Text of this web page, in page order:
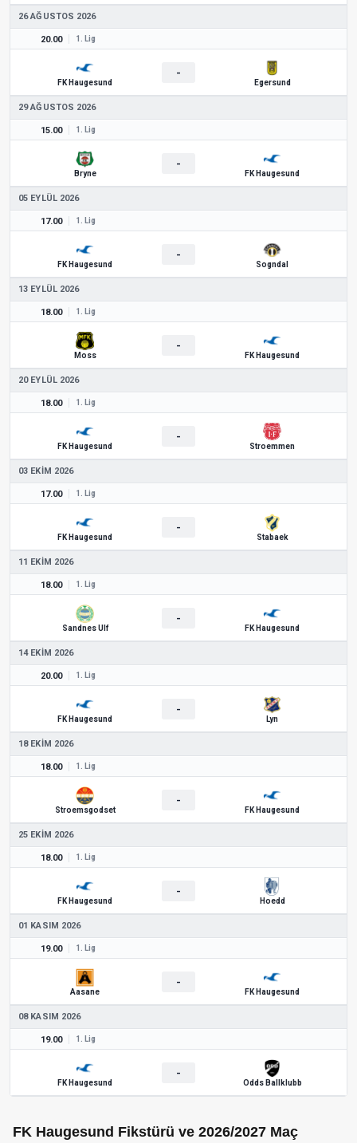
26 AĞUSTOS 2026
20.00 1. Lig
FK Haugesund
-
Egersund
29 AĞUSTOS 2026
15.00 1. Lig
Bryne
-
FK Haugesund
05 EYLÜL 2026
17.00 1. Lig
FK Haugesund
-
Sogndal
13 EYLÜL 2026
18.00 1. Lig
Moss
-
FK Haugesund
20 EYLÜL 2026
18.00 1. Lig
FK Haugesund
-
Stroemmen
03 EKIM 2026
17.00 1. Lig
FK Haugesund
-
Stabaek
11 EKIM 2026
18.00 1. Lig
Sandnes Ulf
-
FK Haugesund
14 EKIM 2026
20.00 1. Lig
FK Haugesund
-
Lyn
18 EKIM 2026
18.00 1. Lig
Stroemsgodset
-
FK Haugesund
25 EKIM 2026
18.00 1. Lig
FK Haugesund
-
Hoedd
01 KASIM 2026
19.00 1. Lig
Aasane
-
FK Haugesund
08 KASIM 2026
19.00 1. Lig
FK Haugesund
-
Odds Ballklubb
FK Haugesund Fikstürü ve 2026/2027 Maç